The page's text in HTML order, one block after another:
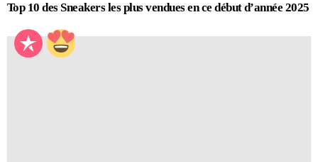
Top 10 des Sneakers les plus vendues en ce début d’année 2025